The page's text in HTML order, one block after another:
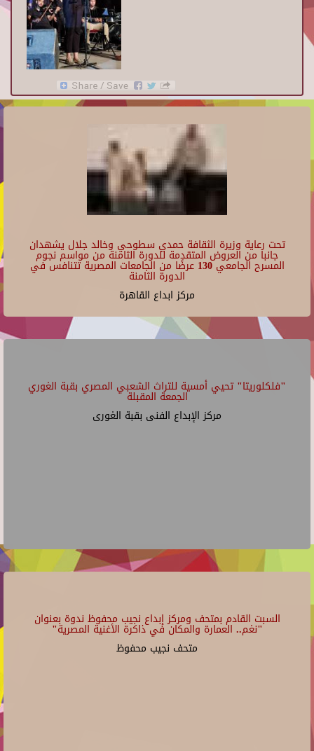
تحت رعاية وزيرة الثقافة حمدي سطوحي وخالد جلال يشهدان
جانبا من العروض المتقدمة للدورة الثامنة من مواسم نجوم
المسرح الجامعي 130 عرضًا من الجامعات المصرية تتنافس في
الدورة الثامنة
مركز ابداع القاهرة
"فلكلوريتا" تحيي أمسية للتراث الشعبي المصري بقبة الغوري
الجمعة المقبلة
مركز الإبداع الفنى بقبة الغورى
السبت القادم بمتحف ومركز إبداع نجيب محفوظ ندوة بعنوان
"نغم.. العمارة والمكان في ذاكرة الأغنية المصرية"
متحف نجيب محفوظ